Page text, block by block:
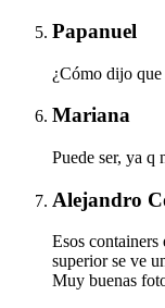
Papanuel
¿Cómo dijo
Mariana
Puede ser, ya q
Alejandro
Esos
superior se ve
Muy buenas